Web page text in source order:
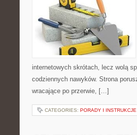
internetowych skrótach, lecz wolą
codziennych nawyków. Strona
wracające po przerwie, […]
CATEGORIES: PORADY I